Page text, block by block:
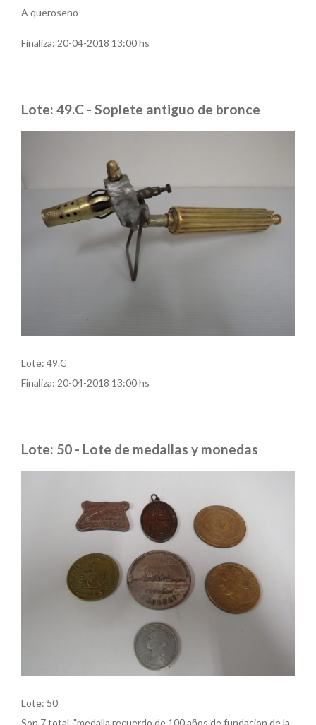
A queroseno
Finaliza: 20-04-2018 13:00 hs
Lote: 49.C - Soplete antiguo de bronce
Lote: 49.C
Finaliza: 20-04-2018 13:00 hs
Lote: 50 - Lote de medallas y monedas
Lote: 50
Son 7 total. "medalla recuerdo de 100 años de fundacion de la